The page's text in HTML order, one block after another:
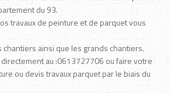
du 93.
travaux de peinture et de parquet vous
ainsi que les grands chantiers.
au :0613727706 ou faire votre
ou devis travaux parquet par le biais du